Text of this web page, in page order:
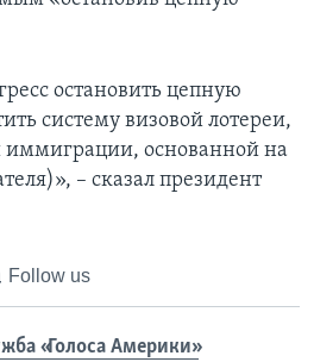
остановить цепную
систему визовой лотереи,
иммиграции, основанной на
– сказал президент
Follow us
«Голоса Америки»